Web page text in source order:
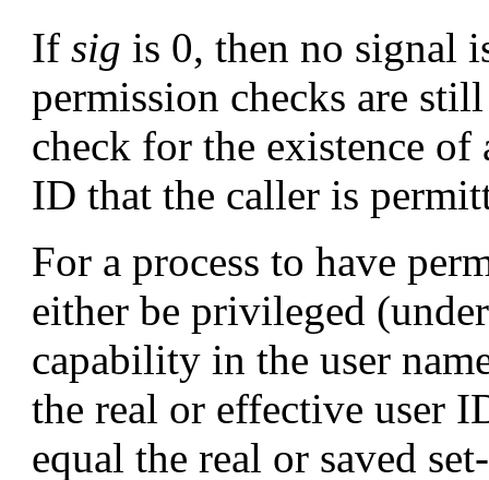
Ifsig is 0, then no signal
permission checks are
check for the existence of
ID that the caller is
For a process to have
either be privileged
capability in the user
the real or effective user
equal the real or saved